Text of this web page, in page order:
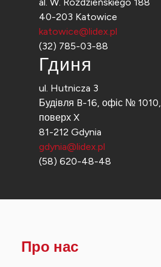
40-203 Katowice
katowice@lidex.pl
(32) 785-03-88
Гдиня
ul. Hutnicza 3
Будівля B-16, офіс № 1010,
поверх X
81-212 Gdynia
gdynia@lidex.pl
(58) 620-48-48
Про нас